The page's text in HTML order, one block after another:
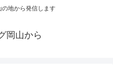
地から発信します
岡山から